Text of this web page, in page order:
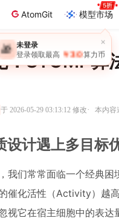
AtomGit 模型市场
×
🎁 未登录
登录领取最高 ￥30 算力币
：STOMP算
于 2026-05-29 03:13:12 修改· 本内容
设计遇上多目标
我们常常面临一个经典
催化活性（Activity）越
视它在宿主细胞中的表